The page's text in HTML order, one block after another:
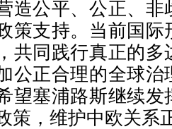
造公平、公正、
策支持。当前国
共同践行真正的
公正合理的全球
望塞浦路斯继续
策，维护中欧关系